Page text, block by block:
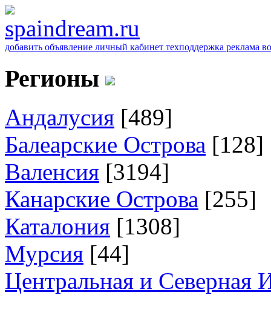
добавить объявление личный кабинет техподдержка реклама
Регионы
Андалусия [489]
Балеарские Острова [128]
Валенсия [3194]
Канарские Острова [255]
Каталония [1308]
Мурсия [44]
Центральная и Северная